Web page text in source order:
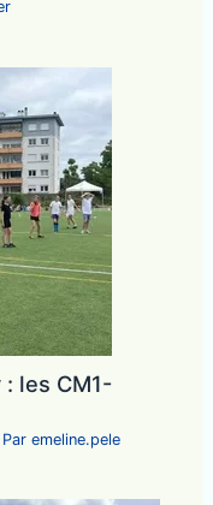
les CM1-
Paremeline.pele